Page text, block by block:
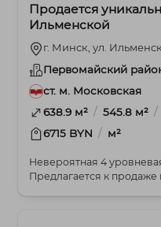
Продается
Ильменской
г. Минск, ул.
Первомайский
ст. м. Московская
638.9 м² / 545.8 м² /
6715 BYN / м²
Невероятная 4
Предлагается к продаже